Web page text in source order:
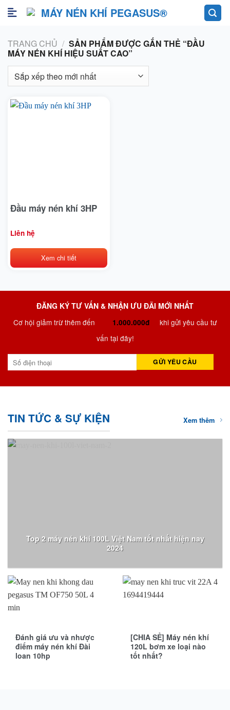
Skip
TRANG CHỦ / SẢN PHẨM ĐƯỢC GẮN THẺ “ĐẦU
MÁY NÉN KHÍ HIỆU SUẤT CAO”
Đầu máy nén khí 3HP
Liên hệ
Xem chi tiết
ĐĂNG KÝ TƯ VẤN & NHẬN ƯU ĐÃI MỚI NHẤT
Cơ hội giảm trừ thêm đến
1.000.000đ
khi gửi yêu cầu tư
vấn tại đây!
TIN TỨC & SỰ KIỆN Xem thêm
Top 2 máy nén khí 100L Việt Nam tốt nhất hiện nay
2024
Đánh giá ưu và nhược
điểm máy nén khí Đài
loan 10hp
[CHIA SẺ] Máy nén khí
120L bơm xe loại nào
tốt nhất?